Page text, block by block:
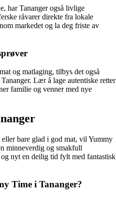
har Tananger også livlige
råvarer direkte fra lokale
markedet og la deg friste av
og matlaging, tilbys det også
Lær å lage autentiske retter
familie og venner med nye
eller bare glad i god mat, vil Yummy
minneverdig og smakfull
nyt en deilig tid fylt med fantastisk
Time i Tananger?